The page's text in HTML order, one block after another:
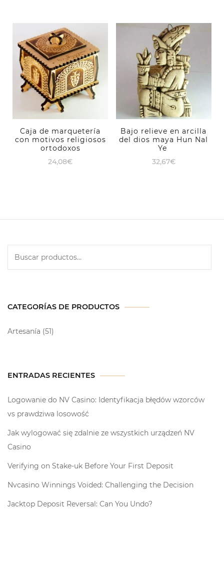
Caja de marquetería
con motivos religiosos
ortodoxos
24,08€
Bajo relieve en arcilla
del dios maya Hun Nal
Ye
32,67€
CATEGORÍAS DE PRODUCTOS
Artesanía (51)
ENTRADAS RECIENTES
Logowanie do NV Casino: Identyfikacja błędów wzorców
vs prawdziwa losowość
Jak wylogować się zdalnie ze wszystkich urządzeń NV
Casino
Verifying on Stake-uk Before Your First Deposit
Nvcasino Winnings Voided: Challenging the Decision
Jacktop Deposit Reversal: Can You Undo?